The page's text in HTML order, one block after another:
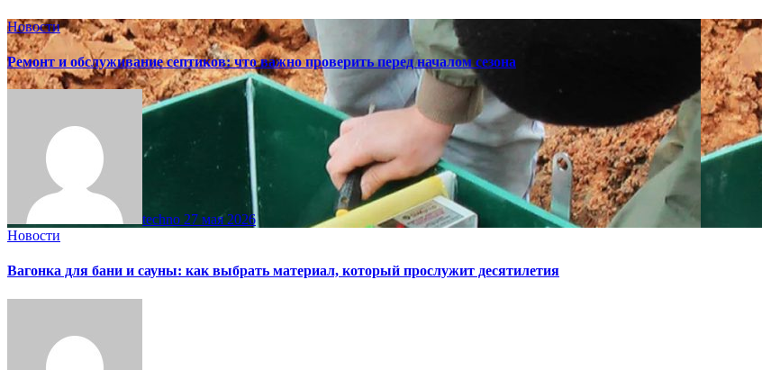
Новости
Ремонт и обслуживание септиков: что важно проверить перед началом сезона
techno 27 мая 2026
Новости
Вагонка для бани и сауны: как выбрать материал, который прослужит десятилетия